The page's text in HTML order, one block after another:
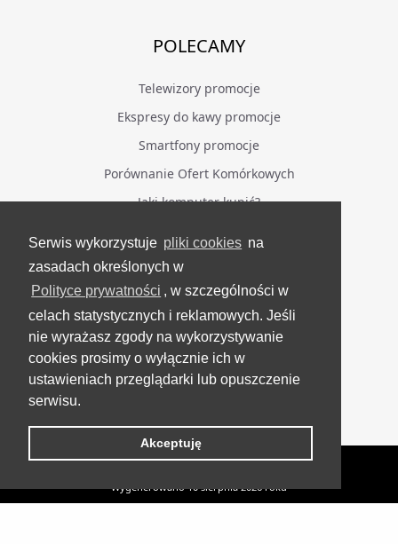
Serwis wykorzystuje pliki cookies na
zasadach określonych w
Polityce prywatności , w szczególności w
celach statystycznych i reklamowych. Jeśli
nie wyrażasz zgody na wykorzystywanie
cookies prosimy o wyłącznie ich w
ustawieniach przeglądarki lub opuszczenie
serwisu.
Akceptuję
POLECAMY
Telewizory promocje
Ekspresy do kawy promocje
Smartfony promocje
Porównanie Ofert Komórkowych
Jaki komputer kupić?
BĄDŹ NA BIEŻĄCO
Facebook
Grupa Testerzy Videotestów
YouTube
Twitter
VideoTesty.pl Wszelkie prawa zastrzeżone
Wygenerowano 10 sierpnia 2026 roku